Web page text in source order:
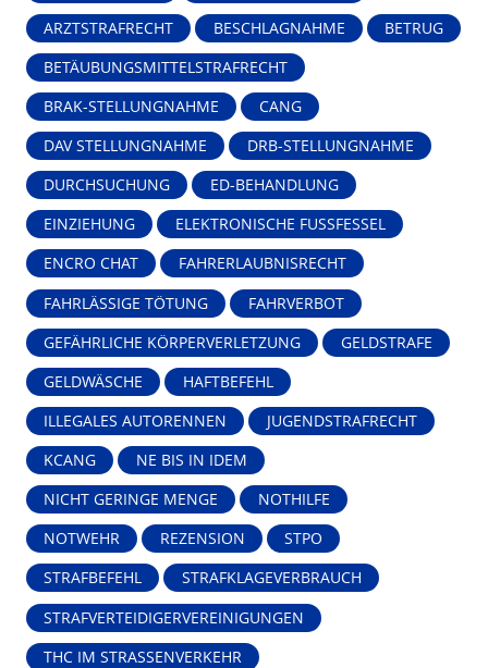
ARZTSTRAFRECHT BESCHLAGNAHME BETRUG
BETÄUBUNGSMITTELSTRAFRECHT
BRAK-STELLUNGNAHME CANG
DAV STELLUNGNAHME DRB-STELLUNGNAHME
DURCHSUCHUNG ED-BEHANDLUNG
EINZIEHUNG ELEKTRONISCHE FUSSFESSEL
ENCRO CHAT FAHRERLAUBNISRECHT
FAHRLÄSSIGE TÖTUNG FAHRVERBOT
GEFÄHRLICHE KÖRPERVERLETZUNG GELDSTRAFE
GELDWÄSCHE HAFTBEFEHL
ILLEGALES AUTORENNEN JUGENDSTRAFRECHT
KCANG NE BIS IN IDEM
NICHT GERINGE MENGE NOTHILFE
NOTWEHR REZENSION STPO
STRAFBEFEHL STRAFKLAGEVERBRAUCH
STRAFVERTEIDIGERVEREINIGUNGEN
THC IM STRASSENVERKEHR